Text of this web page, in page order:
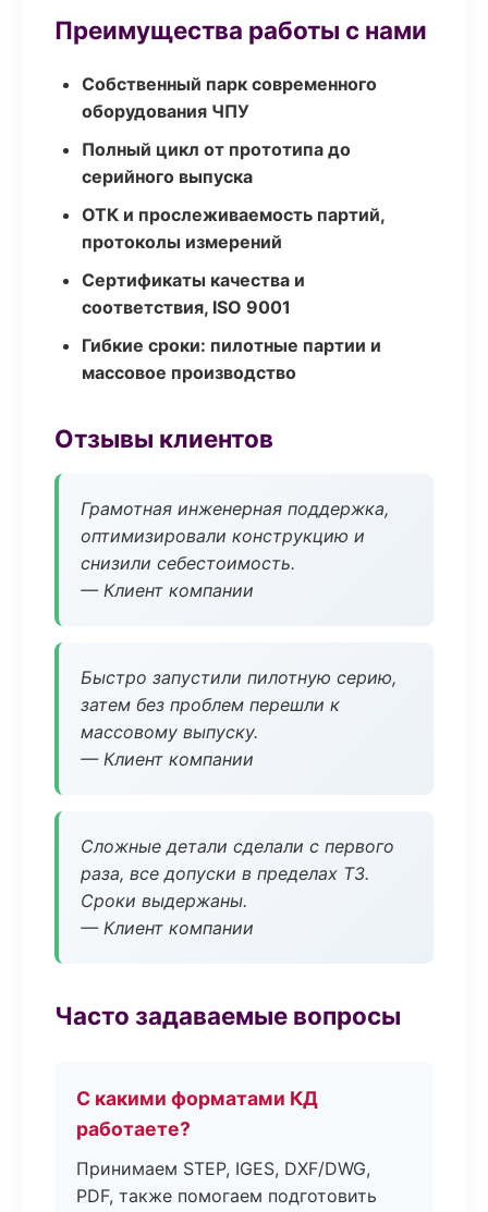
Преимущества работы с нами
Собственный парк современного
оборудования ЧПУ
Полный цикл от прототипа до
серийного выпуска
ОТК и прослеживаемость партий,
протоколы измерений
Сертификаты качества и
соответствия, ISO 9001
Гибкие сроки: пилотные партии и
массовое производство
Отзывы клиентов
Грамотная инженерная поддержка,
оптимизировали конструкцию и
снизили себестоимость.
— Клиент компании
Быстро запустили пилотную серию,
затем без проблем перешли к
массовому выпуску.
— Клиент компании
Сложные детали сделали с первого
раза, все допуски в пределах ТЗ.
Сроки выдержаны.
— Клиент компании
Часто задаваемые вопросы
С какими форматами КД
работаете?
Принимаем STEP, IGES, DXF/DWG,
PDF, также помогаем подготовить